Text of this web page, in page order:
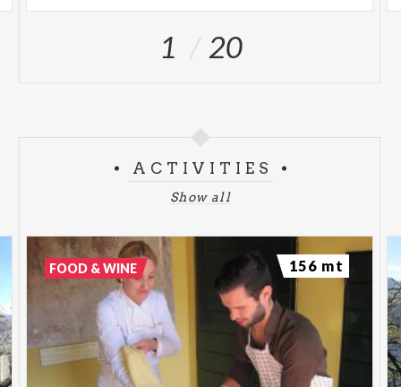
1 20
ACTIVITIES
Show all
FOOD & WINE 156 mt